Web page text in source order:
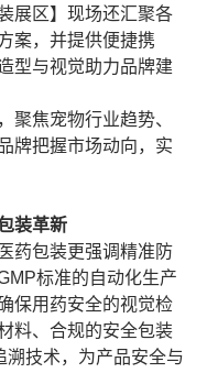
展区】现场还汇聚各
案，并提供便捷携
型与视觉助力品牌建
聚焦宠物行业趋势、
牌把握市场动向，实
装革新
药包装更强调精准防
标准的自动化生产
保用药安全的视觉检
料、合规的安全包装
溯技术，为产品安全与